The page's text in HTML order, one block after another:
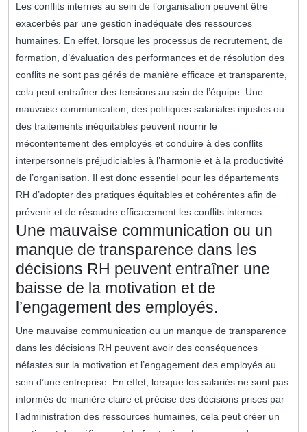
Les conflits internes au sein de l’organisation peuvent être
exacerbés par une gestion inadéquate des ressources
humaines. En effet, lorsque les processus de recrutement, de
formation, d’évaluation des performances et de résolution des
conflits ne sont pas gérés de manière efficace et transparente,
cela peut entraîner des tensions au sein de l’équipe. Une
mauvaise communication, des politiques salariales injustes ou
des traitements inéquitables peuvent nourrir le
mécontentement des employés et conduire à des conflits
interpersonnels préjudiciables à l’harmonie et à la productivité
de l’organisation. Il est donc essentiel pour les départements
RH d’adopter des pratiques équitables et cohérentes afin de
prévenir et de résoudre efficacement les conflits internes.
Une mauvaise communication ou un
manque de transparence dans les
décisions RH peuvent entraîner une
baisse de la motivation et de
l’engagement des employés.
Une mauvaise communication ou un manque de transparence
dans les décisions RH peuvent avoir des conséquences
néfastes sur la motivation et l’engagement des employés au
sein d’une entreprise. En effet, lorsque les salariés ne sont pas
informés de manière claire et précise des décisions prises par
l’administration des ressources humaines, cela peut créer un